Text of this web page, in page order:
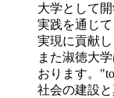
大学として
実践を通じ
実現に貢献
また淑徳大
おります。
社会の建設